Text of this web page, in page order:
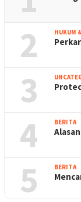
2 HUKUM
3
4 BERITA
5 BERITA